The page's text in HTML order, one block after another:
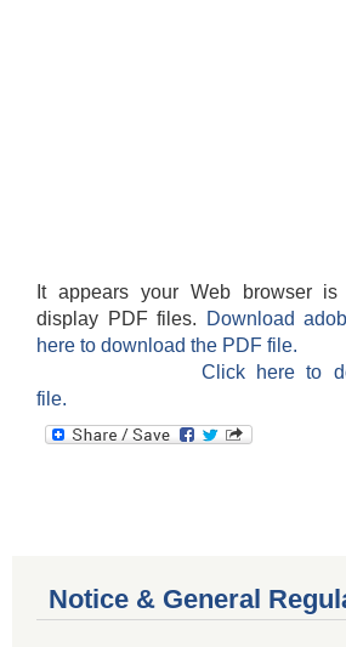
It appears your Web browser
display PDF files.
Download
here to download the PDF file.
Click here to
file.
Notice & General